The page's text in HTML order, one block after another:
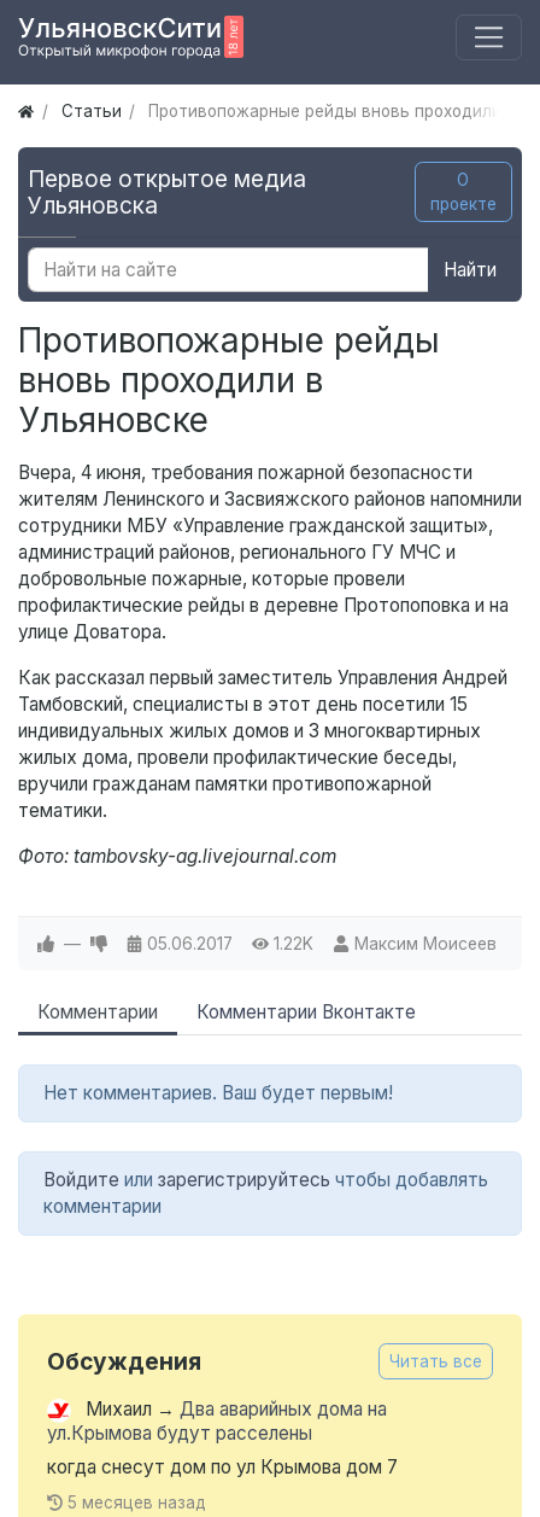
Статьи Противопожарные рейды вновь проходили в
Первое открытое медиа
Ульяновска
О
проекте
Найти
Противопожарные рейды
вновь проходили в
Ульяновске
Вчера, 4 июня, требования пожарной безопасности
жителям Ленинского и Засвияжского районов напомнили
сотрудники МБУ «Управление гражданской защиты»,
администраций районов, регионального ГУ МЧС и
добровольные пожарные, которые провели
профилактические рейды в деревне Протопоповка и на
улице Доватора.
Как рассказал первый заместитель Управления Андрей
Тамбовский, специалисты в этот день посетили 15
индивидуальных жилых домов и 3 многоквартирных
жилых дома, провели профилактические беседы,
вручили гражданам памятки противопожарной
тематики.
Фото: tambovsky-ag.livejournal.com
— 05.06.2017 1.22K Максим Моисеев
Комментарии Комментарии Вконтакте
Нет комментариев. Ваш будет первым!
Войдите или зарегистрируйтесь чтобы добавлять
комментарии
Обсуждения Читать все
Михаил → Два аварийных дома на
ул.Крымова будут расселены
когда снесут дом по ул Крымова дом 7
5 месяцев назад